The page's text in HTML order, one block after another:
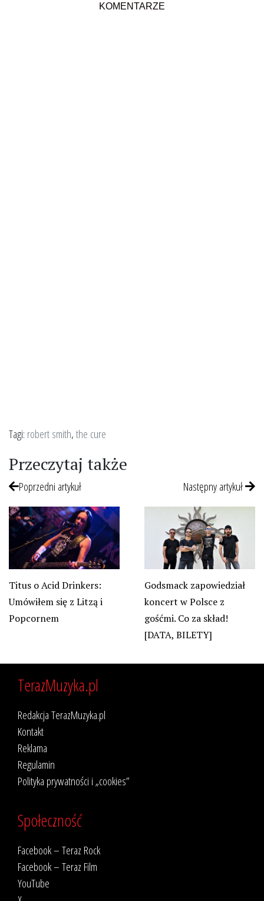
KOMENTARZE
Tagi: robert smith,the cure
Przeczytaj także
Poprzedni artykuł
Titus o Acid Drinkers:
Umówiłem się z Litzą i
Popcornem
Następny artykuł
Godsmack zapowiedział
koncert w Polsce z
gośćmi. Co za skład!
[DATA, BILETY]
TerazMuzyka.pl
Redakcja TerazMuzyka.pl
Kontakt
Reklama
Regulamin
Polityka prywatności i „cookies”
Społeczność
Facebook – Teraz Rock
Facebook – Teraz Film
YouTube